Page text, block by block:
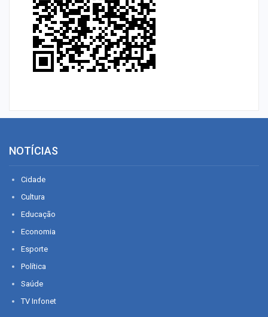
NOTÍCIAS
Cidade
Cultura
Educação
Economia
Esporte
Política
Saúde
TV Infonet